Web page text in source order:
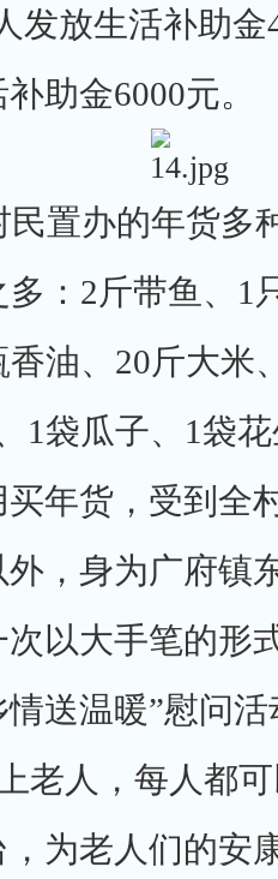
发放生活补助
助金6000元。
置办的年货多
：2斤带鱼、1
油、20斤大米
1袋瓜子、1袋
年货，受到全
身为广府镇
以大手笔的形
送温暖”慰问
老人，每人都
为老人们的安